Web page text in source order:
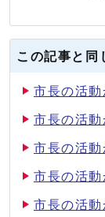
この記事と同
市長の活
市長の活
市長の活
市長の活
市長の活